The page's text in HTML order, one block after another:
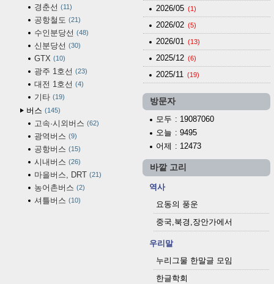
경춘선 11
공항철도 21
수인분당선 48
신분당선 30
GTX 10
광주 1호선 23
대전 1호선 4
기타 19
버스 145
고속·시외버스 62
광역버스 9
공항버스 15
시내버스 26
마을버스, DRT 21
농어촌버스 2
셔틀버스 10
2026/05 (1)
2026/02 (5)
2026/01 (13)
2025/12 (6)
2025/11 (19)
방문자
모두 : 19087060
오늘 : 9495
어제 : 12473
바깥 고리
역사
요동의 풍운
중국,북경,장안가에서
우리말
누리그물 한말글 모임
한글학회